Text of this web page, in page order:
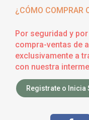
¿CÓMO COMPRAR
Por seguridad y
compra-ventas de
exclusivamente a
con nuestra
Registrate o Inicia